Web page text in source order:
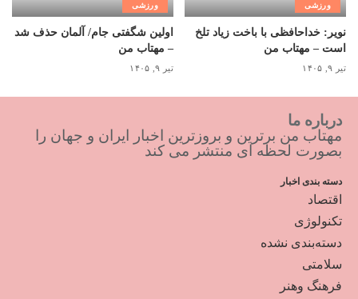
ورزشی
نویر: خداحافظی با باخت زیاد تلخ
است – مهتاب من
تیر ۹, ۱۴۰۵
ورزشی
اولین شگفتی جام/ آلمان حذف شد
– مهتاب من
تیر ۹, ۱۴۰۵
درباره ما
مهتاب من برترین و بروزترین اخبار ایران و جهان را
بصورت لحظه ای منتشر می کند
دسته بندی اخبار
اقتصاد
تکنولوژی
دسته‌بندی نشده
سلامتی
فرهنگ وهنر